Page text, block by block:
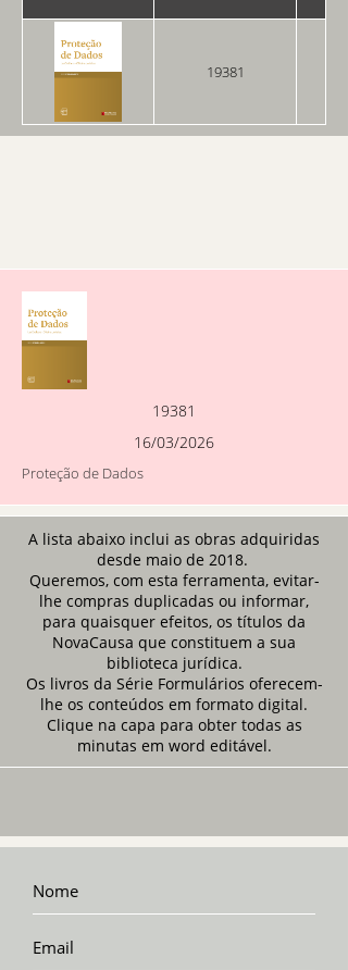
19381
19381
16/03/2026
Proteção de Dados
A lista abaixo inclui as obras adquiridas
desde maio de 2018.
Queremos, com esta ferramenta, evitar-
lhe compras duplicadas ou informar,
para quaisquer efeitos, os títulos da
NovaCausa que constituem a sua
biblioteca jurídica.
Os livros da Série Formulários oferecem-
lhe os conteúdos em formato digital.
Clique na capa para obter todas as
minutas em word editável.